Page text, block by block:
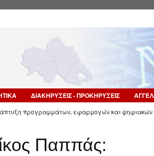
ΔΙΑΚΗΡΥΞΕΙΣ - ΠΡΟΚΗΡΥΞΕΙΣ
προγραμμάτων, εφαρμογών και ψηφιακών
Παππάς: